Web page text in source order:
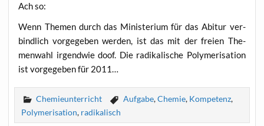
Ach so:
Wenn The­men durch das Minis­te­ri­um für das Abitur ver­
bind­lich vor­ge­ge­ben wer­den, ist das mit der frei­en The­
men­wahl irgend­wie doof. Die radi­ka­li­sche Poly­me­ri­sa­ti­on
ist vor­ge­ge­ben für 2011…
Chemieunterricht Aufgabe,Chemie, Kompetenz,
Polymerisation, radikalisch